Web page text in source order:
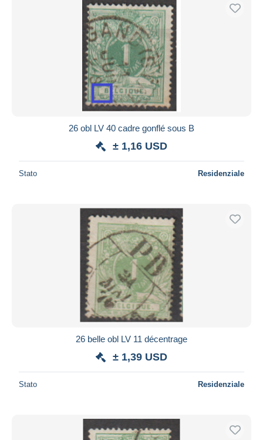
26 obl LV 40 cadre gonflé sous B
± 1,16 USD
Stato Residenziale
26 belle obl LV 11 décentrage
± 1,39 USD
Stato Residenziale